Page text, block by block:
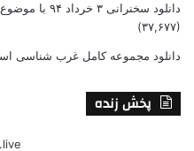
دانلود سخنرانی ۳ خرداد ۹۴ با موضوع من ریویزیونیست‌ام، پس هستم!
(۳۷,۶۷۷)
دانلود مجموعه کامل غرب شناسی
پخش زنده